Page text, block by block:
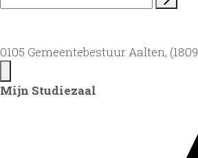
0105 Gemeentebestuur Aalten,
Mijn Studiezaal